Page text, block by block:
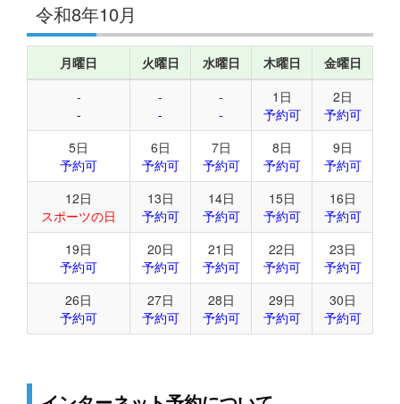
令和8年10月
月曜日 火曜日 水曜日 木曜日
金曜日
-
-
-
-
-
-
1日
予約可
2日
予約可
5日
予約可
6日
予約可
7日
予約可
8日
予約可
9日
予約可
12日
スポーツの日
13日
予約可
14日
予約可
15日
予約可
16日
予約可
19日
予約可
20日
予約可
21日
予約可
22日
予約可
23日
予約可
26日
予約可
27日
予約可
28日
予約可
29日
予約可
30日
予約可